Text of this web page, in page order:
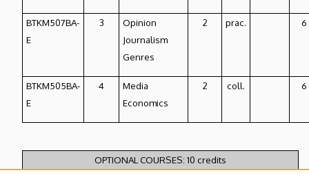
BTKM507BA-
E
3
Opinion
Journalism
Genres
2 prac. 6
BTKM505BA-
E
4
Media
Economics
2 coll. 6
OPTIONAL COURSES: 10 credits